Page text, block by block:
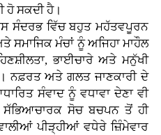
ਸਕਦੀ ਹੈ।
ਸੰਦਰਭ ਵਿੱਚ ਬਹੁਤ ਮਹੱਤਵਪੂਰਨ
ਸਮਾਜਿਕ ਮੰਚਾਂ ਨੂੰ ਅਜਿਹਾ ਮਾਹੌਲ
ਭਾਈਚਾਰੇ ਅਤੇ ਮਨੁੱਖੀ
ਨਫ਼ਰਤ ਅਤੇ ਗਲਤ ਜਾਣਕਾਰੀ ਦੇ
ਸੰਵਾਦ ਨੂੰ ਵਧਾਵਾ ਦੇਣਾ ਵੀ
ਸੱਭਿਆਚਾਰਕ ਸੋਚ ਬਚਪਨ ਤੋਂ ਹੀ
ਪੀੜ੍ਹੀਆਂ ਵਧੇਰੇ ਜ਼ਿੰਮੇਵਾਰ